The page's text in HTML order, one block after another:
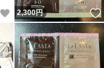
いいね！
2,300円